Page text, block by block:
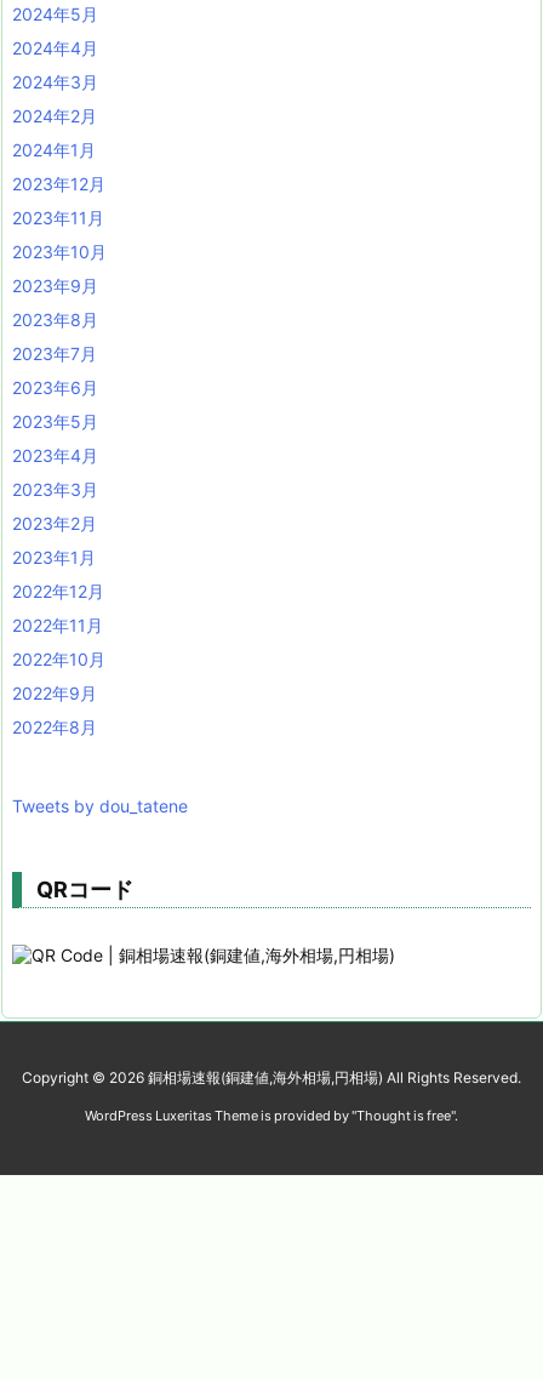
2024年5月
2024年4月
2024年3月
2024年2月
2024年1月
2023年12月
2023年11月
2023年10月
2023年9月
2023年8月
2023年7月
2023年6月
2023年5月
2023年4月
2023年3月
2023年2月
2023年1月
2022年12月
2022年11月
2022年10月
2022年9月
2022年8月
Tweets by dou_tatene
QRコード
Copyright © 2026 銅相場速報(銅建値,海外相場,円相場) All Rights Reserved.
WordPress Luxeritas Theme is provided by "Thought is free".